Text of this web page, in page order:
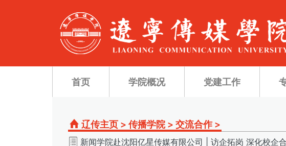
首页 学院概况 党建工作
辽传主页 > 传播学院 > 交流合作 >
新闻学院赴沈阳亿星传媒有限公司 | 访企拓岗 深化校企